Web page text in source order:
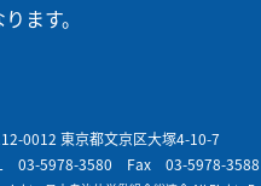
ます。
0012 東京都文京区大塚4-10-7
03-5978-3580 Fax 03-5978-3588